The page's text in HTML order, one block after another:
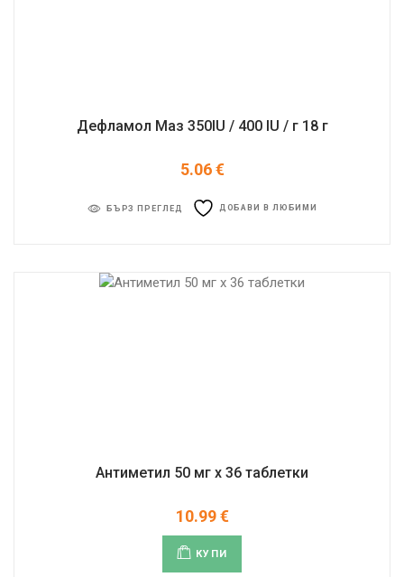
Дефламол Маз 350IU / 400 IU / г 18 г
5.06€
БЪРЗ ПРЕГЛЕД ДОБАВИ В ЛЮБИМИ
Антиметил 50 мг x 36 таблетки
10.99€
КУПИ